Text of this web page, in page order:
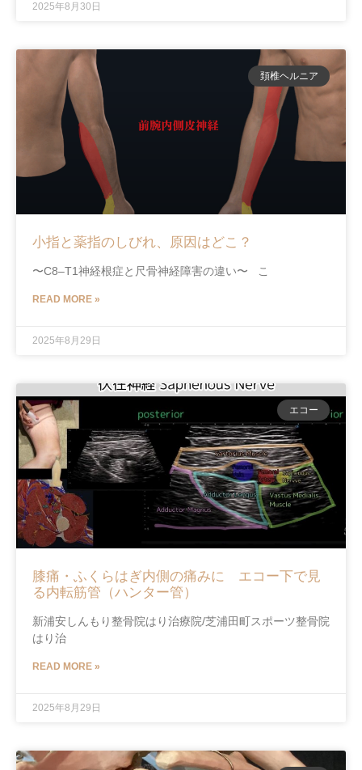
2025年8月30日
頚椎ヘルニア
小指と薬指のしびれ、原因はどこ？
〜C8–T1神経根症と尺骨神経障害の違い〜 こ
READ MORE »
2025年8月29日
エコー
膝痛・ふくらはぎ内側の痛みに エコー下で見
る内転筋管（ハンター管）
新浦安しんもり整骨院はり治療院/芝浦田町スポーツ整骨院
はり治
READ MORE »
2025年8月29日